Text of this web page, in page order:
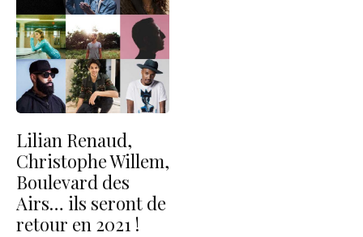
Lilian Renaud,
Christophe Willem,
Boulevard des
Airs… ils seront de
retour en 2021 !